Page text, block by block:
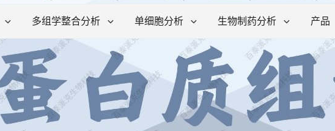
多组学整合分析 单细胞分析 生物制药分析 产品